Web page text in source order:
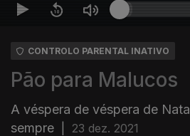
CONTROLO PARENTAL INATIVO
Pão para Malucos
A véspera de véspera de
sempre
23 dez. 2021